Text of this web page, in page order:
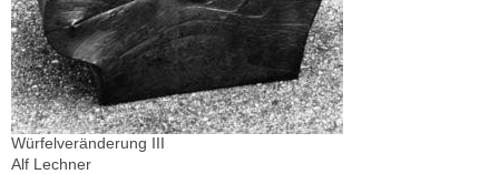
Würfelveränderung III
Alf Lechner